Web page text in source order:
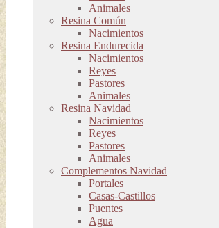
Animales
Resina Común
Nacimientos
Resina Endurecida
Nacimientos
Reyes
Pastores
Animales
Resina Navidad
Nacimientos
Reyes
Pastores
Animales
Complementos Navidad
Portales
Casas-Castillos
Puentes
Agua